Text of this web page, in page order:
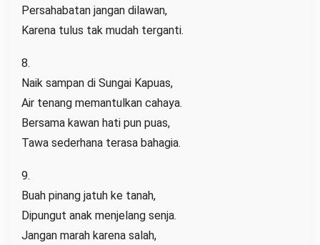
Persahabatan jangan dilawan,
Karena tulus tak mudah terganti.
8.
Naik sampan di Sungai Kapuas,
Air tenang memantulkan cahaya.
Bersama kawan hati pun puas,
Tawa sederhana terasa bahagia.
9.
Buah pinang jatuh ke tanah,
Dipungut anak menjelang senja.
Jangan marah karena salah,